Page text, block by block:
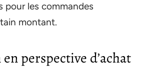
pour les commandes
montant.
perspective d’achat